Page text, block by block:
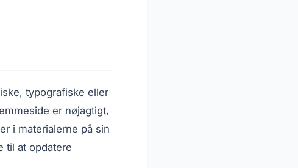
typografiske eller
er nøjagtigt,
i materialerne på sin
til at opdatere